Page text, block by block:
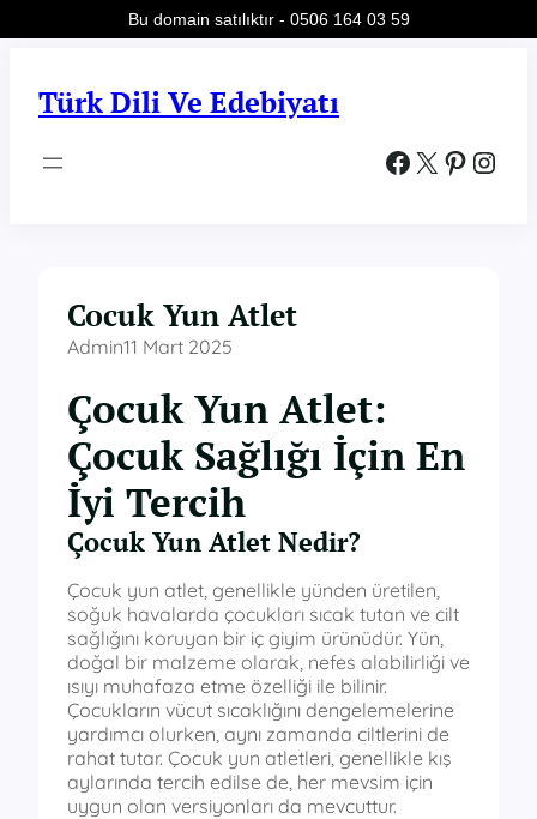
Türk Dili Ve Edebiyatı
Facebook X Pinterest Instagram
Cocuk Yun Atlet
Admin11 Mart 2025
Çocuk Yun Atlet:
Çocuk Sağlığı İçin En
İyi Tercih
Çocuk Yun Atlet Nedir?
Çocuk yun atlet, genellikle yünden üretilen,
soğuk havalarda çocukları sıcak tutan ve cilt
sağlığını koruyan bir iç giyim ürünüdür. Yün,
doğal bir malzeme olarak, nefes alabilirliği ve
ısıyı muhafaza etme özelliği ile bilinir.
Çocukların vücut sıcaklığını dengelemelerine
yardımcı olurken, aynı zamanda ciltlerini de
rahat tutar. Çocuk yun atletleri, genellikle kış
aylarında tercih edilse de, her mevsim için
uygun olan versiyonları da mevcuttur.
Bu domain satılıktır - 0506 164 03 59